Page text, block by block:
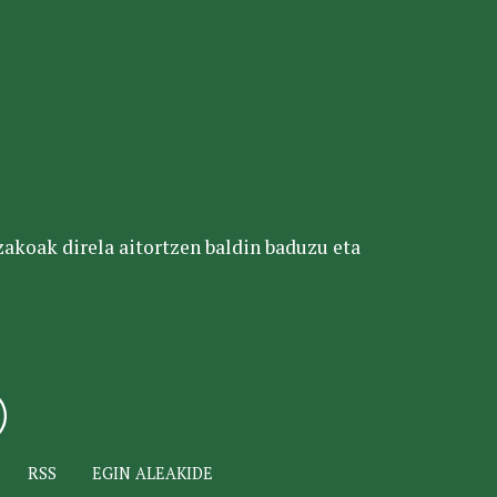
direla aitortzen baldin baduzu eta
RSS EGIN ALEAKIDE